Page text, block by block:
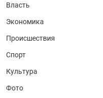
Власть
Экономика
Происшествия
Спорт
Культура
Фото